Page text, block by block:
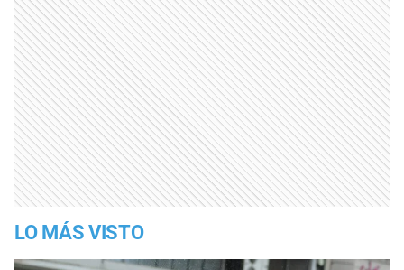
LO MÁS VISTO